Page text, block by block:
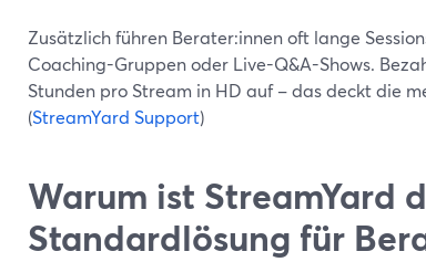
Zusätzlich führen Berater:innen oft lange
Coaching-Gruppen oder Live-Q&A-Shows.
Stunden pro Stream in HD auf – das deckt die
(StreamYard Support)
Warum ist StreamYard
Standardlösung für